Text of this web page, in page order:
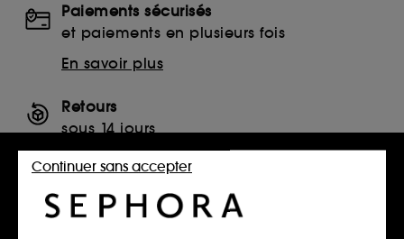
Paiements sécurisés
et paiements en plusieurs fois
En savoir plus
Retours
sous 14 jours
Retourner mon article
SERVICES, CONTACT ET CONDITIONS DES OFFRES
Continuer sans accepter